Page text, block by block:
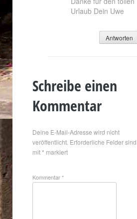
Urlaub Dein Uwe
Antworten
Schreibe einen
Kommentar
Deine E-Mail-Adresse wird nicht
veröffentlicht. Erforderliche Felder sind
mit* markiert
Kommentar*